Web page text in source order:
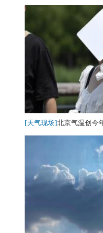
[天气现场]北京气温创今